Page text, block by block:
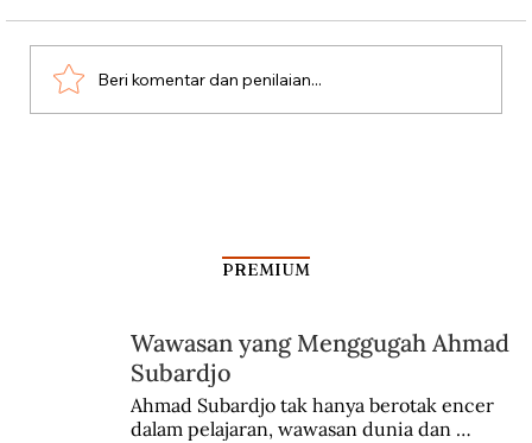
Dari Srebrenica ke Palestina
Beri komentar dan penilaian...
PREMIUM
Wawasan yang Menggugah Ahmad
Subardjo
Ahmad Subardjo tak hanya berotak encer
dalam pelajaran, wawasan dunia dan